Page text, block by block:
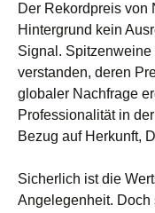
Der Rekordpreis von
Hintergrund kein
Signal.
verstanden, deren
globaler Nachfrage
Professionalität in
Bezug auf Herkunft,
Sicherlich ist die
Angelegenheit. Doch